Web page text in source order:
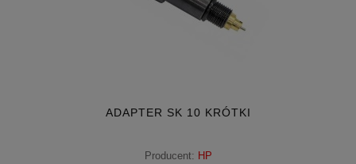
ADAPTER SK 10 KRÓTKI
Producent: HP